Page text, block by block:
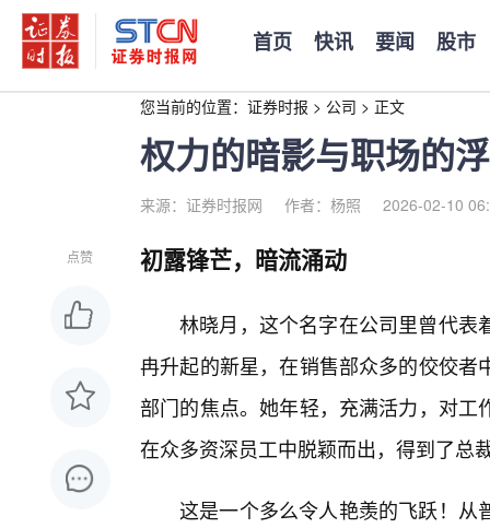
首页 快讯 要闻 股市
您当前的位置： 证券时报 > 公司 > 正文
权力的暗影与职场的
来源：证券时报网 作者：杨照 2026-02-10
点赞 初露锋芒，暗流涌动
林晓月，这个名字在公司里曾代表
冉升起的新星，在销售部众多的佼佼
部门的焦点。她年轻，充满活力，对
在众多资深员工中脱颖而出，得到了总
这是一个多么令人艳羡的飞跃！从